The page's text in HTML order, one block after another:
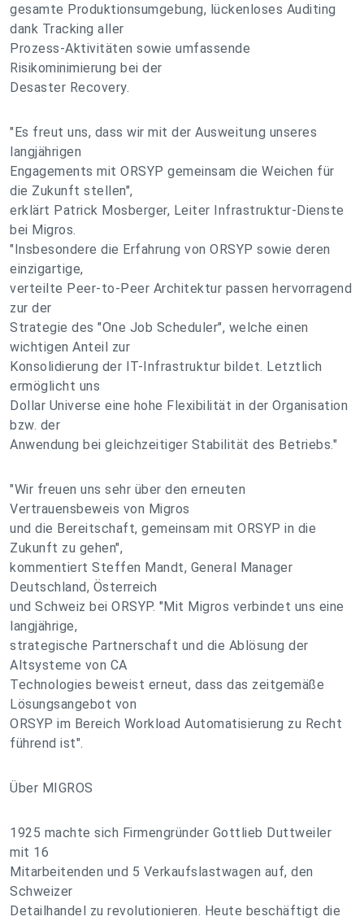
gesamte Produktionsumgebung, lückenloses Auditing
dank Tracking aller
Prozess-Aktivitäten sowie umfassende
Risikominimierung bei der
Desaster Recovery.
"Es freut uns, dass wir mit der Ausweitung unseres
langjährigen
Engagements mit ORSYP gemeinsam die Weichen für
die Zukunft stellen",
erklärt Patrick Mosberger, Leiter Infrastruktur-Dienste
bei Migros.
"Insbesondere die Erfahrung von ORSYP sowie deren
einzigartige,
verteilte Peer-to-Peer Architektur passen hervorragend
zur der
Strategie des "One Job Scheduler", welche einen
wichtigen Anteil zur
Konsolidierung der IT-Infrastruktur bildet. Letztlich
ermöglicht uns
Dollar Universe eine hohe Flexibilität in der Organisation
bzw. der
Anwendung bei gleichzeitiger Stabilität des Betriebs."
"Wir freuen uns sehr über den erneuten
Vertrauensbeweis von Migros
und die Bereitschaft, gemeinsam mit ORSYP in die
Zukunft zu gehen",
kommentiert Steffen Mandt, General Manager
Deutschland, Österreich
und Schweiz bei ORSYP. "Mit Migros verbindet uns eine
langjährige,
strategische Partnerschaft und die Ablösung der
Altsysteme von CA
Technologies beweist erneut, dass das zeitgemäße
Lösungsangebot von
ORSYP im Bereich Workload Automatisierung zu Recht
führend ist".
Über MIGROS
1925 machte sich Firmengründer Gottlieb Duttweiler
mit 16
Mitarbeitenden und 5 Verkaufslastwagen auf, den
Schweizer
Detailhandel zu revolutionieren. Heute beschäftigt die